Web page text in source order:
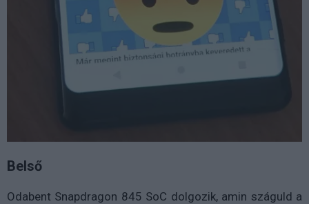
Belső
Odabent Snapdragon 845 SoC dolgozik, amin száguld a